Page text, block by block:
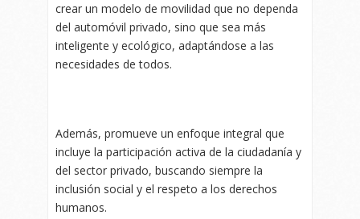
crear un modelo de movilidad que no dependa
del automóvil privado, sino que sea más
inteligente y ecológico, adaptándose a las
necesidades de todos.
Además, promueve un enfoque integral que
incluye la participación activa de la ciudadanía y
del sector privado, buscando siempre la
inclusión social y el respeto a los derechos
humanos.